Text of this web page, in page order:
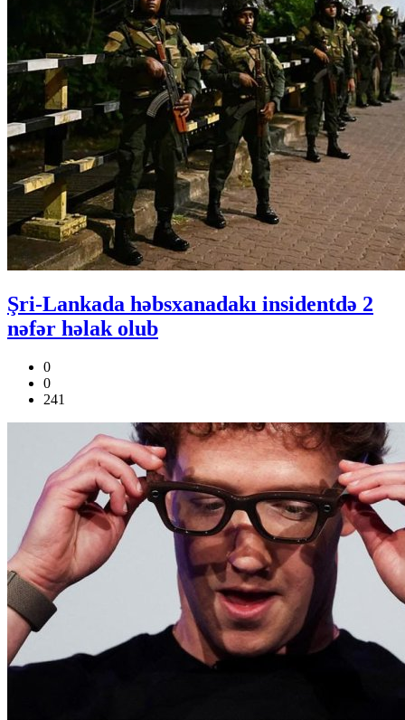
Şri-Lankada həbsxanadakı insidentdə 2
nəfər həlak olub
0
0
241